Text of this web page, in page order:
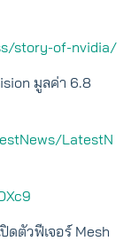
story-of-nvidia/
มูลค่า 6.8
LatestN
ดตัวฟีเจอร์ Mesh